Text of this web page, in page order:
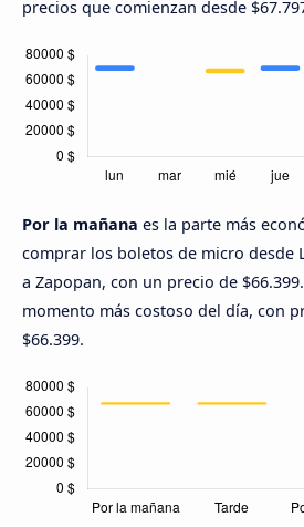
precios que comienzan desde
Por la mañana es la parte más
comprar los boletos de micro desde
a Zapopan, con un precio de $66.399.
momento más costoso del día, con
$66.399.